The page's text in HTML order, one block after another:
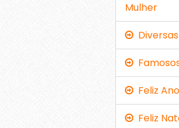
Mulher
Diversas
Feliz
Feliz